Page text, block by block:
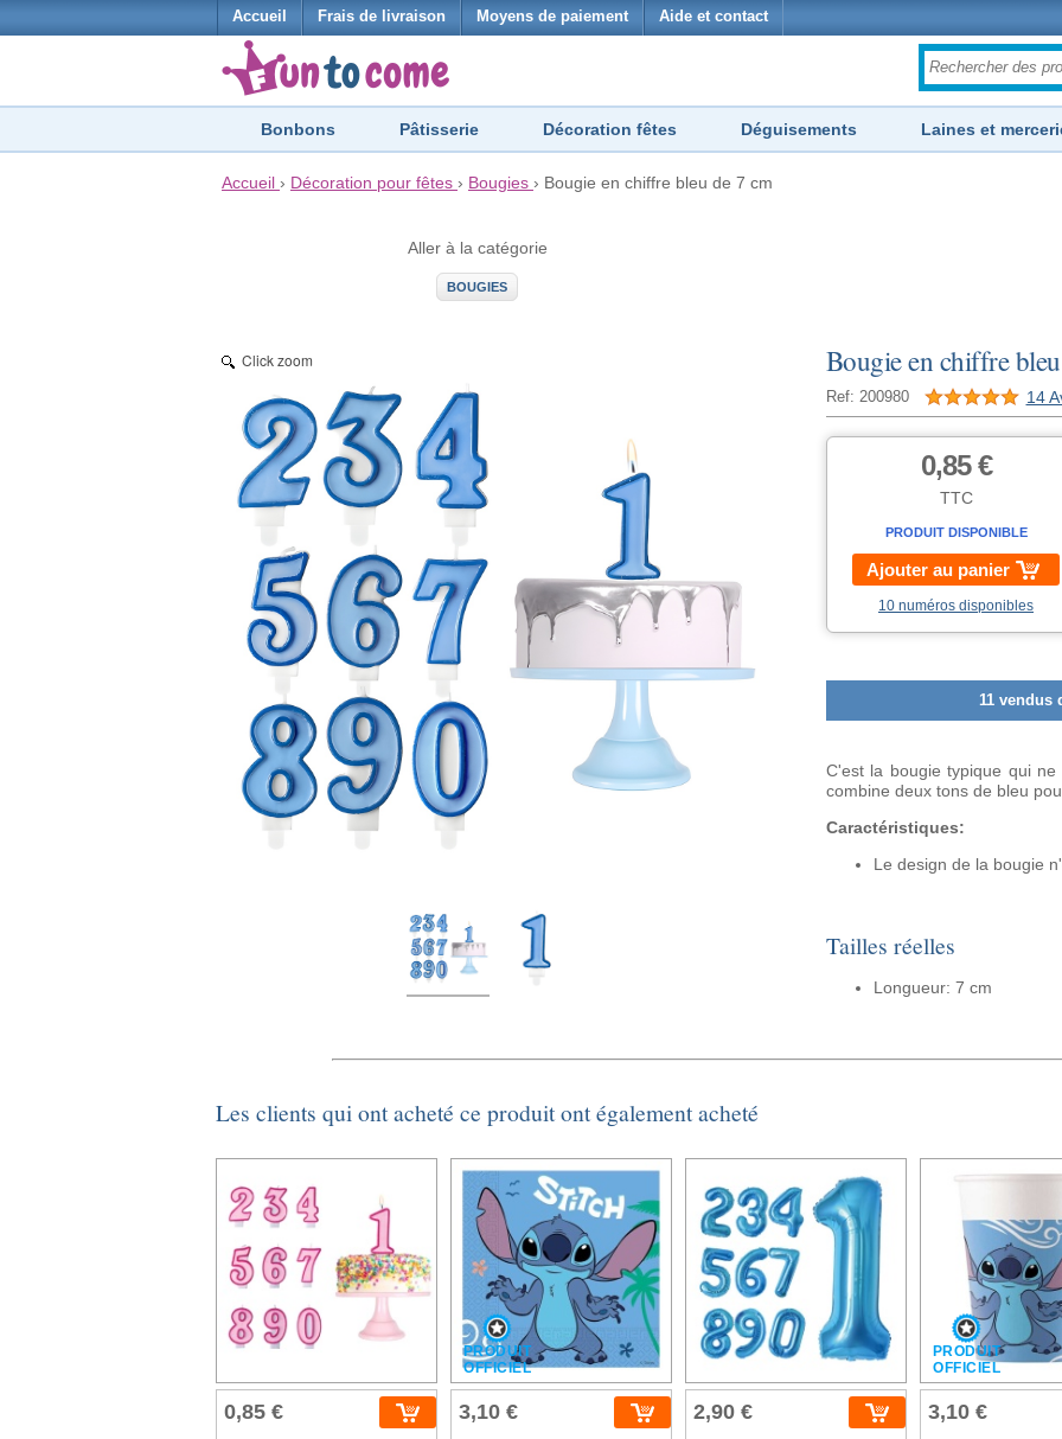
Accueil Frais de livraison Moyens de paiement Aide et contact
Bonbons Pâtisserie Décoration fêtes Déguisements Laines et
Accueil › Décoration pour fêtes › Bougies › Bougie en chiffre bleu de 7 cm
Aller à la catégorie
BOUGIES
Bougie en chiffre
Ref: 200980 14
Click zoom
0,85 €
TTC
PRODUIT DISPONIBLE
Ajouter au panier
10 numéros disponibles
11 vendus
C'est la bougie typique qui
combine deux tons de bleu
Caractéristiques:
Le design de la bougie
Tailles réelles
Longueur: 7 cm
Les clients qui ont acheté ce produit ont également acheté
0,85 €
PRODUIT
OFFICIEL
3,10 € 2,90 €
PRODUIT
OFFICIEL
3,10 €